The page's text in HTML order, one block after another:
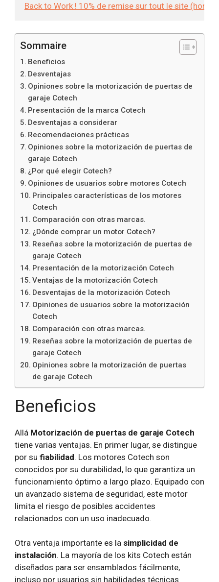
Back to Work ! 10% de remise sur tout le site (hors
Sommaire
Beneficios
Desventajas
Opiniones sobre la motorización de puertas de
garaje Cotech
Presentación de la marca Cotech
Desventajas a considerar
Recomendaciones prácticas
Opiniones sobre la motorización de puertas de
garaje Cotech
¿Por qué elegir Cotech?
Opiniones de usuarios sobre motores Cotech
Principales características de los motores
Cotech
Comparación con otras marcas.
¿Dónde comprar un motor Cotech?
Reseñas sobre la motorización de puertas de
garaje Cotech
Presentación de la motorización Cotech
Ventajas de la motorización Cotech
Desventajas de la motorización Cotech
Opiniones de usuarios sobre la motorización
Cotech
Comparación con otras marcas.
Reseñas sobre la motorización de puertas de
garaje Cotech
Opiniones sobre la motorización de puertas
de garaje Cotech
Beneficios
Allá Motorización de puertas de garaje Cotech
tiene varias ventajas. En primer lugar, se distingue
por su fiabilidad. Los motores Cotech son
conocidos por su durabilidad, lo que garantiza un
funcionamiento óptimo a largo plazo. Equipado con
un avanzado sistema de seguridad, este motor
limita el riesgo de posibles accidentes
relacionados con un uso inadecuado.
Otra ventaja importante es la simplicidad de
instalación. La mayoría de los kits Cotech están
diseñados para ser ensamblados fácilmente,
incluso por usuarios sin habilidades técnicas